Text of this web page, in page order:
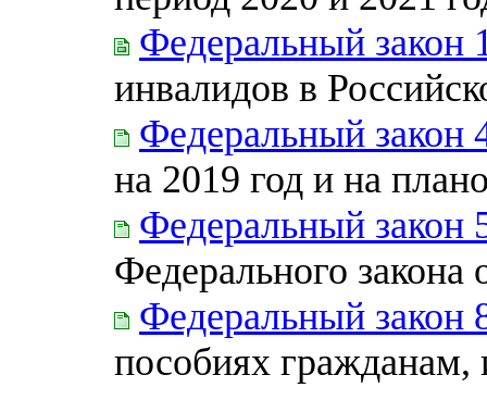
Федеральный закон
инвалидов в
Федеральный закон
на 2019 год и на
Федеральный закон
Федерального
Федеральный закон
пособиях